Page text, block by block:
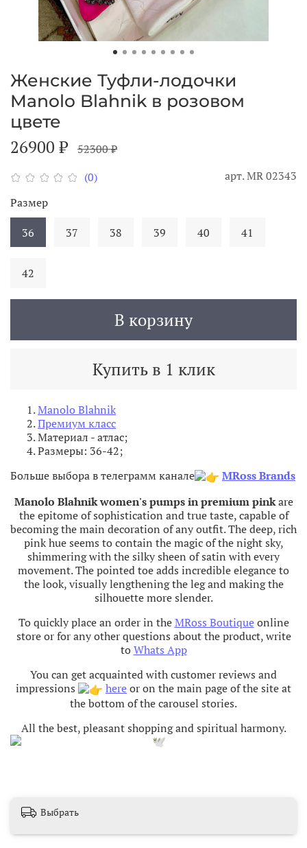
(0) арт.МR 02343
Женские Туфли-лодочки
Manolo Blahnik в розовом
цвете
26900 ₽ 52300 ₽
В корзину
Купить в 1 клик
Размер
36
37 38 39 40 41
42
Manolo Blahnik
Премиум класс
Материал - атлас;
Размеры: 36-42;
Больше выбора в телеграмм канале
MRoss Brands
Manolo Blahnik women's pumps in premium pinkare
the epitome of sophistication and true taste, capable of
becoming the main decoration of any outfit. The deep, rich
pink hue seems to contain the magic of the night sky,
shimmering with the silky sheen of satin with every
movement. The pointed toe adds incredible elegance to
the look, visually lengthening the leg and making the
silhouette more slender.
To quickly place an order in the MRoss Boutiqueonline
store or for any other questions about the product, write
to Whats App
You can get acquainted with customer reviews and
impressions
hereor on the main page of the site at
the bottom of the carousel stories.
All the best, pleasant shopping and spiritual harmony.
Выбрать